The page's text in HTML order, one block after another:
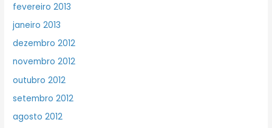
fevereiro 2013
janeiro 2013
dezembro 2012
novembro 2012
outubro 2012
setembro 2012
agosto 2012